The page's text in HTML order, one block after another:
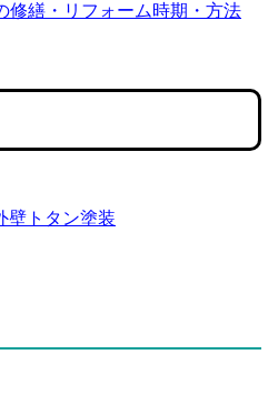
修繕・リフォーム時期・方法
壁トタン塗装